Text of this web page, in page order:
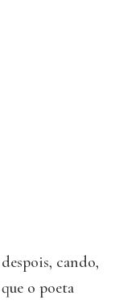
cando,
o poeta